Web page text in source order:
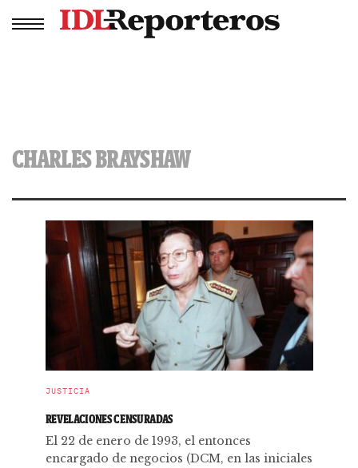
CHARLES BRAYSHAW
JUSTICIA
REVELACIONES CENSURADAS
El 22 de enero de 1993, el entonces
encargado de negocios (DCM, en las iniciales